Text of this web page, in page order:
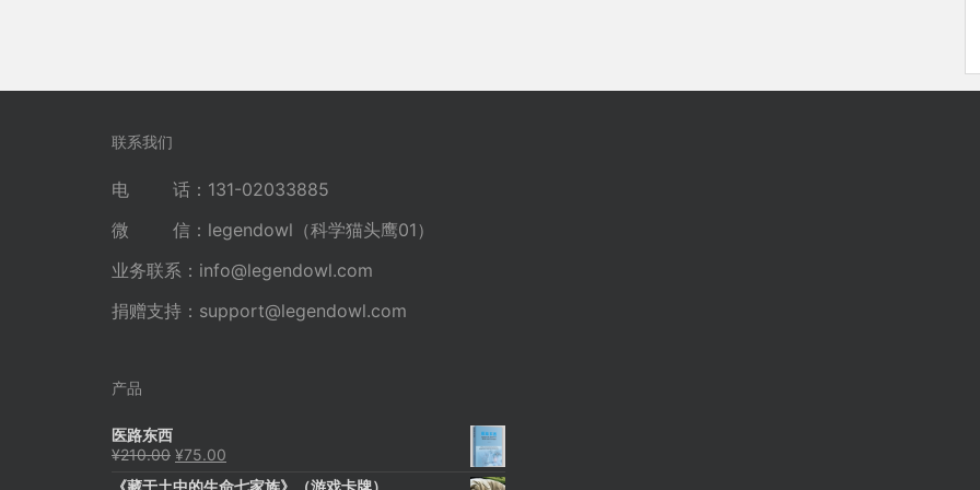
联系我们
电 话：131-02033885
微 信：legendowl（科学猫头鹰01）
业务联系： info@legendowl.com
捐赠支持： support@legendowl.com
产品
医路东西
¥210.00 原
¥75.00